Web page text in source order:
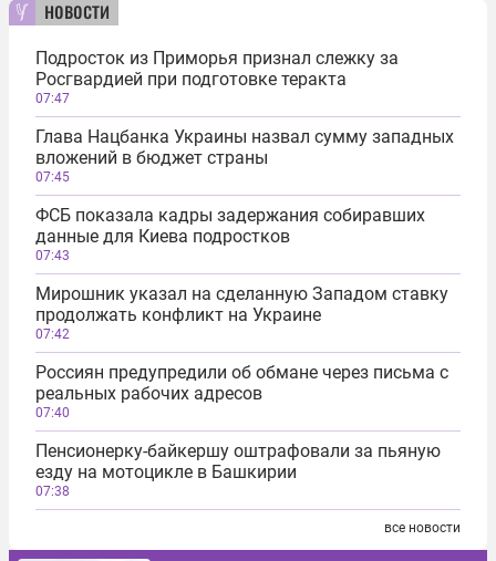
новости
Подросток из Приморья признал слежку за
Росгвардией при подготовке теракта
07:47
Глава Нацбанка Украины назвал сумму западных
вложений в бюджет страны
07:45
ФСБ показала кадры задержания собиравших
данные для Киева подростков
07:43
Мирошник указал на сделанную Западом ставку
продолжать конфликт на Украине
07:42
Россиян предупредили об обмане через письма с
реальных рабочих адресов
07:40
Пенсионерку-байкершу оштрафовали за пьяную
езду на мотоцикле в Башкирии
07:38
все новости